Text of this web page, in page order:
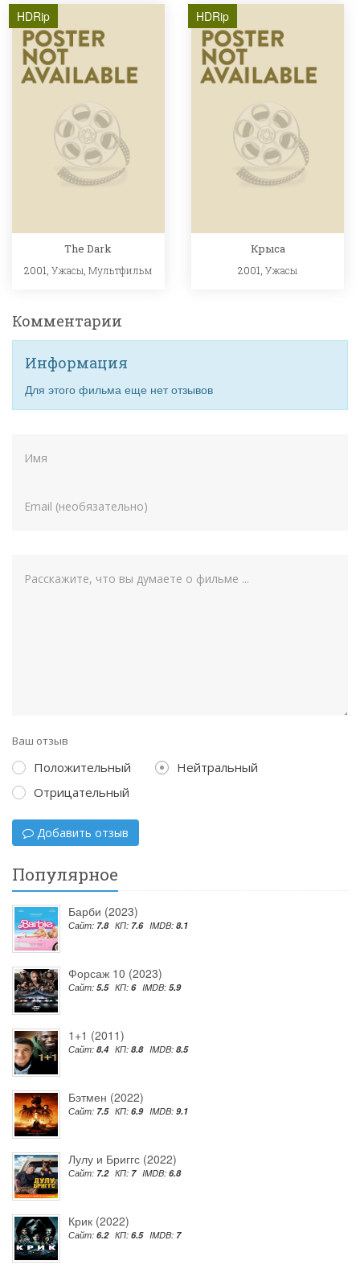
HDRip
The Dark
2001, Ужасы Мультфильм
HDRip
Крыса
2001,Ужасы
Комментарии
Информация
Для этого фильма еще нет отзывов
Ваш отзыв
Положительный
Нейтральный
Отрицательный
Добавить отзыв
Популярное
Барби (2023)
Сайт: 7.8 КП: 7.6 IMDB: 8.1
Форсаж 10 (2023)
Сайт: 5.5 КП: 6 IMDB: 5.9
1+1 (2011)
Сайт: 8.4 КП: 8.8 IMDB: 8.5
Бэтмен (2022)
Сайт: 7.5 КП: 6.9 IMDB: 9.1
Лулу и Бриггс (2022)
Сайт: 7.2 КП: 7 IMDB: 6.8
Крик (2022)
Сайт: 6.2 КП: 6.5 IMDB: 7